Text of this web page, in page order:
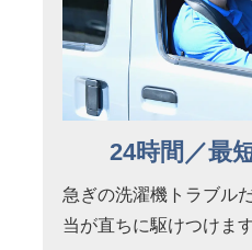
24時間／最
急ぎの洗濯機トラブル
当が直ちに駆けつけます